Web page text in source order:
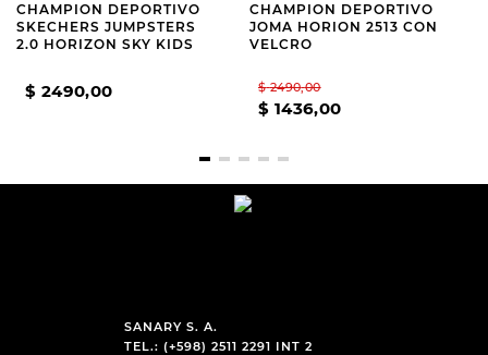
CHAMPION DEPORTIVO
SKECHERS JUMPSTERS
2.0 HORIZON SKY KIDS
$ 2490,00
CHAMPION DEPORTIVO
JOMA HORION 2513 CON
VELCRO
$ 2490,00
$ 1436,00
SANARY S. A.
TEL.: (+598) 2511 2291 INT 2